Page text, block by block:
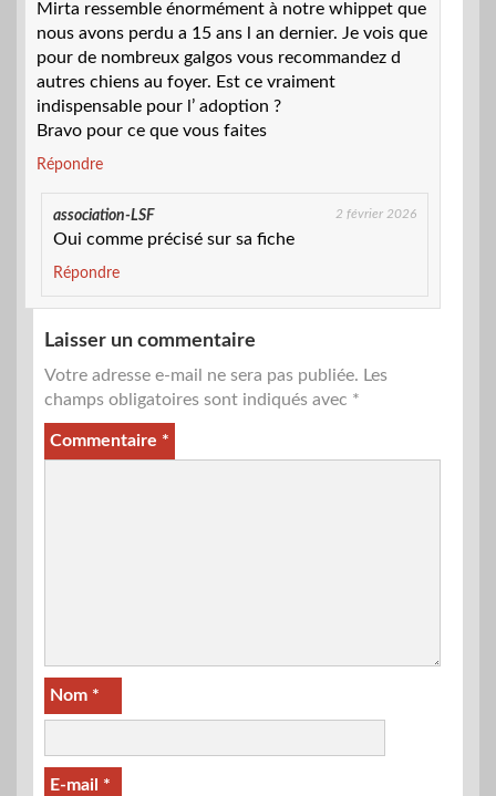
Mirta ressemble énormément à notre whippet que
nous avons perdu a 15 ans l an dernier. Je vois que
pour de nombreux galgos vous recommandez d
autres chiens au foyer. Est ce vraiment
indispensable pour l’ adoption ?
Bravo pour ce que vous faites
Répondre
association-LSF 2 février 2026
Oui comme précisé sur sa fiche
Répondre
Laisser un commentaire
Votre adresse e-mail ne sera pas publiée. Les
champs obligatoires sont indiqués avec *
Commentaire *
Nom *
E-mail *